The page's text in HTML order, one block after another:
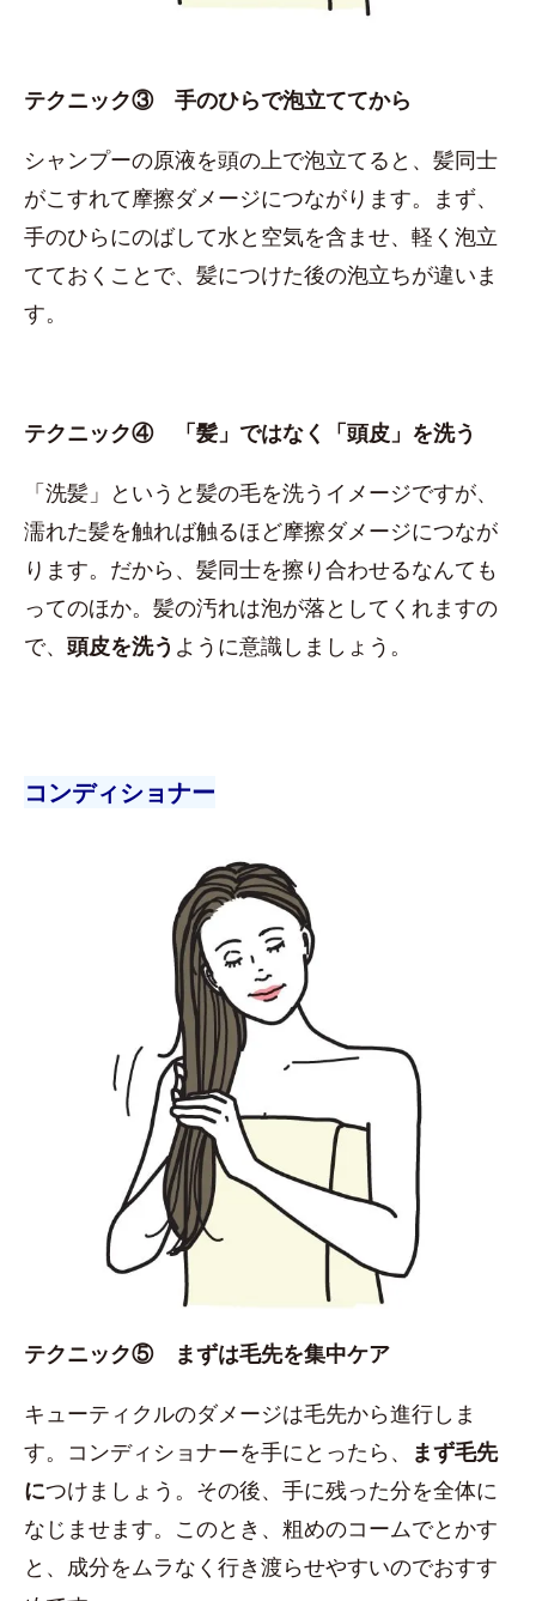
テクニック③ 手のひらで泡立ててから
シャンプーの原液を頭の上で泡立てると、髪同士
がこすれて摩擦ダメージにつながります。まず、
手のひらにのばして水と空気を含ませ、軽く泡立
てておくことで、髪につけた後の泡立ちが違いま
す。
テクニック④ 「髪」ではなく「頭皮」を洗う
「洗髪」というと髪の毛を洗うイメージですが、
濡れた髪を触れば触るほど摩擦ダメージにつなが
ります。だから、髪同士を擦り合わせるなんても
ってのほか。髪の汚れは泡が落としてくれますの
で、 頭皮を洗う ように意識しましょう。
コンディショナー
テクニック⑤ まずは毛先を集中ケア
キューティクルのダメージは毛先から進行しま
す。コンディショナーを手にとったら、
まず毛先
につけましょう。その後、手に残った分を全体に
なじませます。このとき、粗めのコームでとかす
と、成分をムラなく行き渡らせやすいのでおすす